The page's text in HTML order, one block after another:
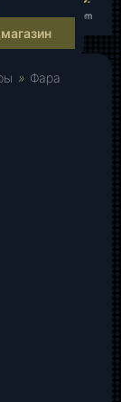
st***@gmail.com
» Фара